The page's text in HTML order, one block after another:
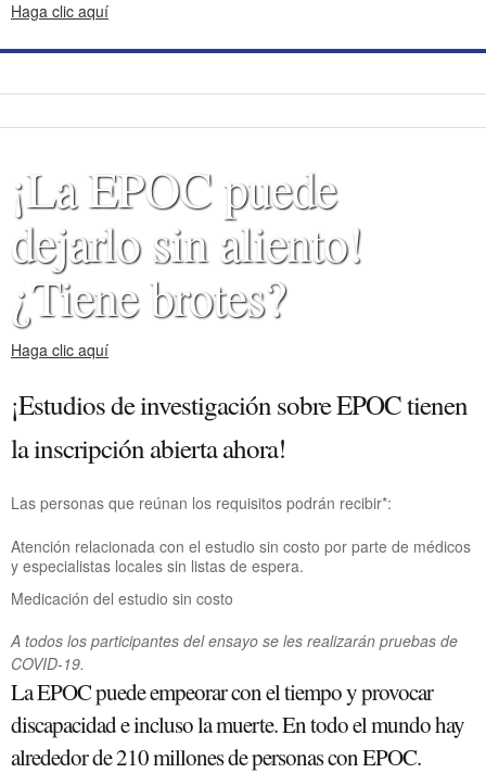
Haga clic aquí
¡La EPOC puede
dejarlo sin aliento!
¿Tiene brotes?
Haga clic aquí
¡Estudios de investigación sobre EPOC tienen
la inscripción abierta ahora!
Las personas que reúnan los requisitos podrán recibir*:
Atención relacionada con el estudio sin costo por parte de médicos
y especialistas locales sin listas de espera.
Medicación del estudio sin costo
A todos los participantes del ensayo se les realizarán pruebas de
COVID-19.
La EPOC puede empeorar con el tiempo y provocar
discapacidad e incluso la muerte. En todo el mundo hay
alrededor de 210 millones de personas con EPOC.